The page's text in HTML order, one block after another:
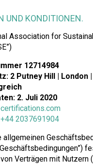
UND KONDITIONEN.
Association for
12714984
2 Putney Hill | London |
2. Juli 2020
+44 2037691904
allgemeinen
Verträgen mit Nutzern